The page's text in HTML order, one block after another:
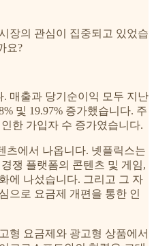
장의 관심이 집중되고 있었습
요?
매출과 당기순이익 모두 지난
및 19.97% 증가했습니다. 주
한 가입자 수 증가였습니다.
츠에서 나옵니다. 넷플릭스는
쟁 플랫폼의 콘텐츠 및 게임,
에 나섰습니다. 그리고 그 자
으로 요금제 개편을 통한 인
형 요금제와 광고형 상품에서